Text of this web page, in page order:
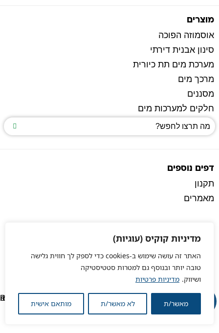
מדיניות קוקיס (עוגיות)
האתר זה עושה שימוש ב-cookies כדי לספק לך חווית גלישה
טובה יותר ובנוסף גם למטרות סטטיסטיקה
ושיווק. מדיניות פרטיות
מותאם אישית לא מאשר/ת מאשר/ת
מוצרים
אוסמוזה הפוכה
סינון אבנית דירתי
מערכת מים תת כיורית
מרכך מים
מסננים
חלקים למערכות מים
דפים נוספים
תקנון
מאמרים